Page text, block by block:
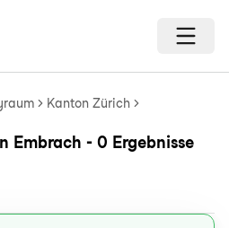
Kanton Zürich
Embrach - 0 Ergebnisse